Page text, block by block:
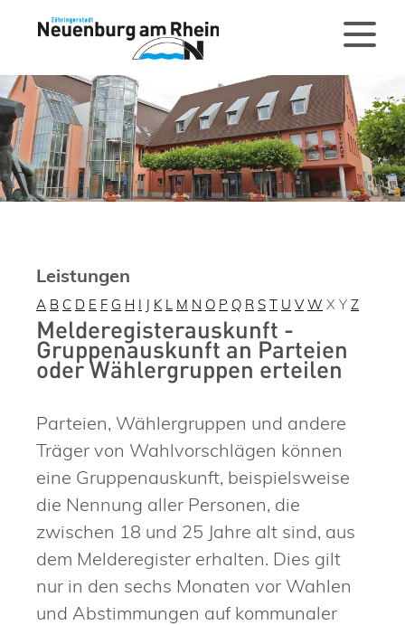
Leistungen
A B C D E F G H I J K L M N O P Q R S T U V W X Y Z
Melderegisterauskunft -
Gruppenauskunft an Parteien
oder Wählergruppen erteilen
Parteien, Wählergruppen und andere
Träger von Wahlvorschlägen können
eine Gruppenauskunft, beispielsweise
die Nennung aller Personen, die
zwischen 18 und 25 Jahre alt sind, aus
dem Melderegister erhalten. Dies gilt
nur in den sechs Monaten vor Wahlen
und Abstimmungen auf kommunaler